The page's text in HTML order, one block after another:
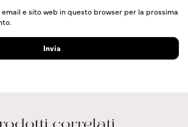
email e sito web in questo browser per la prossima